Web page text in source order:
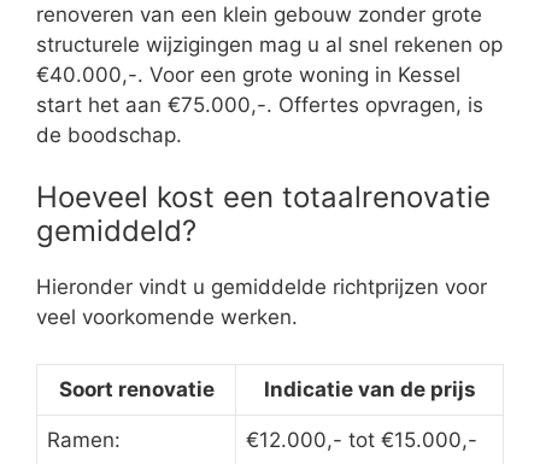
renoveren van een klein gebouw zonder grote
structurele wijzigingen mag u al snel rekenen op
€40.000,-. Voor een grote woning in Kessel
start het aan €75.000,-. Offertes opvragen, is
de boodschap.
Hoeveel kost een totaalrenovatie
gemiddeld?
Hieronder vindt u gemiddelde richtprijzen voor
veel voorkomende werken.
Soort renovatie Indicatie van de prijs
Ramen: €12.000,- tot €15.000,-